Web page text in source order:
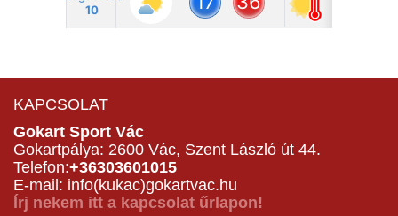
KAPCSOLAT
Gokart Sport Vác
Gokartpálya: 2600 Vác, Szent László út 44.
Telefon:+36303601015
E-mail: info(kukac)gokartvac.hu
Írj nekem itt a kapcsolat űrlapon!